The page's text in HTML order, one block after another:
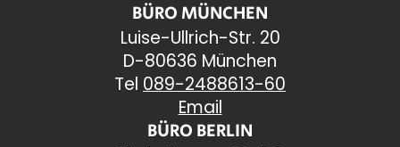
BÜRO MÜNCHEN
Luise-Ullrich-Str. 20
D-80636 München
Tel 089-2488613-60
Email
BÜRO BERLIN